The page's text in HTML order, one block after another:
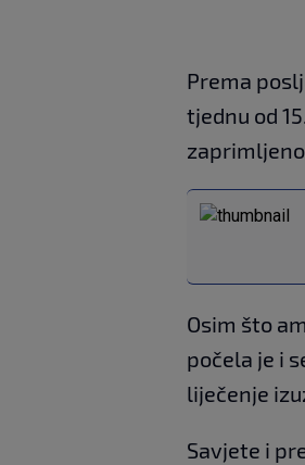
Prema
tjednu od
Osim što
počela je i
liječenje
Savjete i